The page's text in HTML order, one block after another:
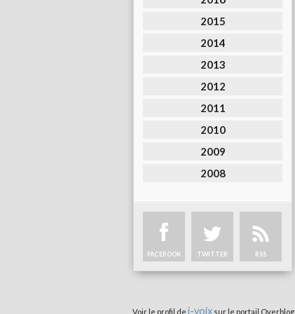
2015
2014
2013
2012
2011
2010
2009
2008
FACEBOOK TWITTER RSS
Voir le profil de i-voixsur le portail Overblog